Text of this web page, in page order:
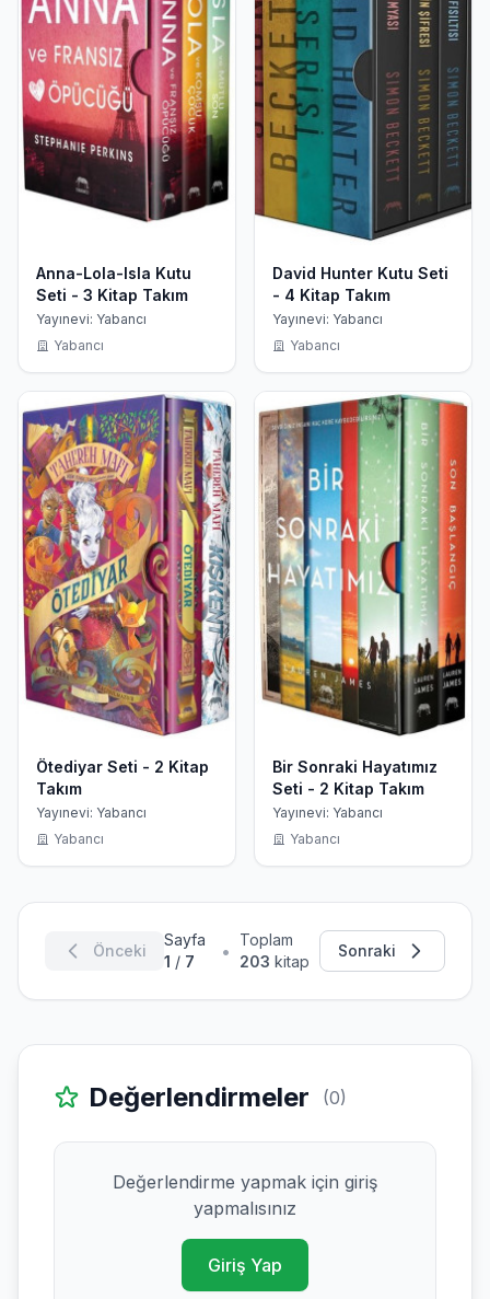
Anna-Lola-Isla Kutu
Seti - 3 Kitap Takım
Yayınevi: Yabancı
Yabancı
David Hunter Kutu Seti
- 4 Kitap Takım
Yayınevi: Yabancı
Yabancı
Ötediyar Seti - 2 Kitap
Takım
Yayınevi: Yabancı
Yabancı
Bir Sonraki Hayatımız
Seti - 2 Kitap Takım
Yayınevi: Yabancı
Yabancı
Önceki
Sayfa
1 / 7 •
Toplam
203 kitap
Sonraki
Değerlendirmeler (0)
Değerlendirme yapmak için giriş
yapmalısınız
Giriş Yap